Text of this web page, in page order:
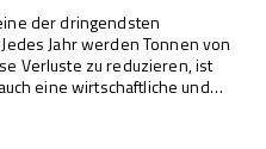
der dringendsten
Jahr werden Tonnen von
Verluste zu reduzieren, ist
eine wirtschaftliche und